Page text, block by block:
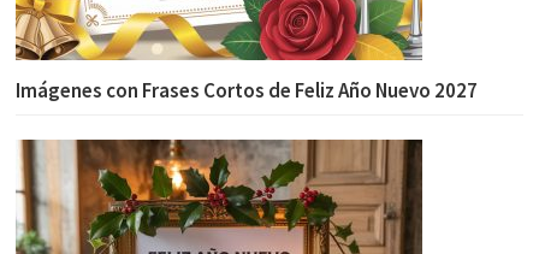
Imágenes con Frases Cortos de Feliz Año Nuevo 2027